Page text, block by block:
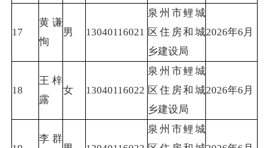
17
黄谦
恂
男 13040116021
泉州市鲤城
区住房和城
乡建设局
2026年6月
18
王梓
露
女 13040116022
泉州市鲤城
区住房和城
乡建设局
2026年6月
李群
泉州市鲤城